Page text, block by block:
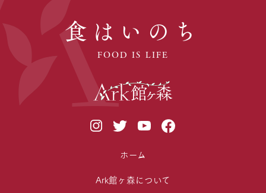
食はいのち
FOOD IS LIFE
ホーム
Ark館ヶ森について